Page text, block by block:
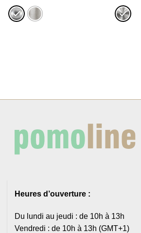
Heures d’ouverture :
Du lundi au jeudi : de 10h à 13h
Vendredi : de 10h à 13h (GMT+1)